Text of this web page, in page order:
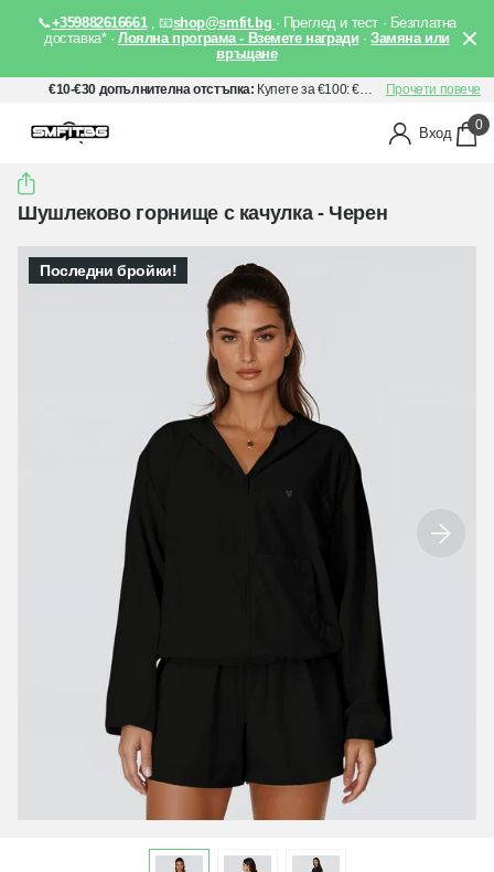
📞+359882616661 , 📧shop@smfit.bg · Преглед и тест · Безплатна
доставка* ·Лоялна програма - Вземете награди ·Замяна или
връщане
€10-€30 допълнителна отстъпка: Купете за €100: €10 отстъпка, Купете за €150: €20 отстъпка, Купете за €200: €30 отстъпка. Прилага се автоматично след добавяне на артикули в количката Ви. Прочети повече
Вход 0
Шушлеково горнище с качулка - Черен
Последни бройки!